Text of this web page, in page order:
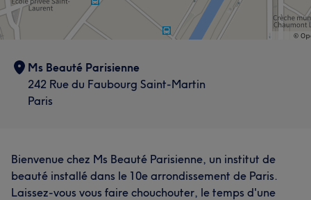
Ms Beauté Parisienne
242 Rue du Faubourg Saint-Martin
Paris
Bienvenue chez Ms Beauté Parisienne, un institut de
beauté installé dans le 10e arrondissement de Paris.
Laissez-vous vous faire chouchouter, le temps d'une